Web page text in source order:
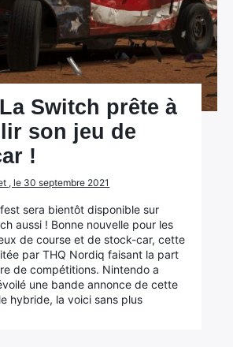
Switch prête à
son jeu de
!
, le 30 septembre 2021
sera bientôt disponible sur
aussi ! Bonne nouvelle pour les
de course et de stock-car, cette
par THQ Nordiq faisant la part
de compétitions. Nintendo a
une bande annonce de cette
hybride, la voici sans plus